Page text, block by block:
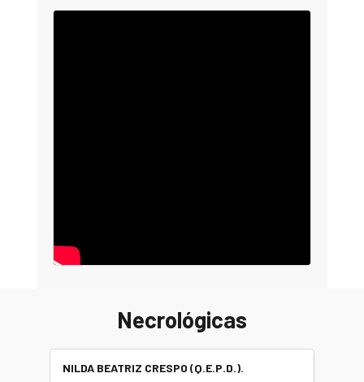
Necrológicas
NILDA BEATRIZ CRESPO (Q.E.P.D.).